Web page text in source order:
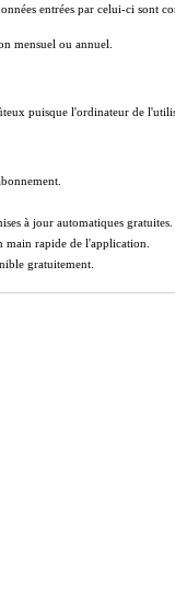
entrées par celui-ci sont
mensuel ou annuel.
puisque l'ordinateur de
à jour automatiques gratuites.
main rapide de l'application.
gratuitement.